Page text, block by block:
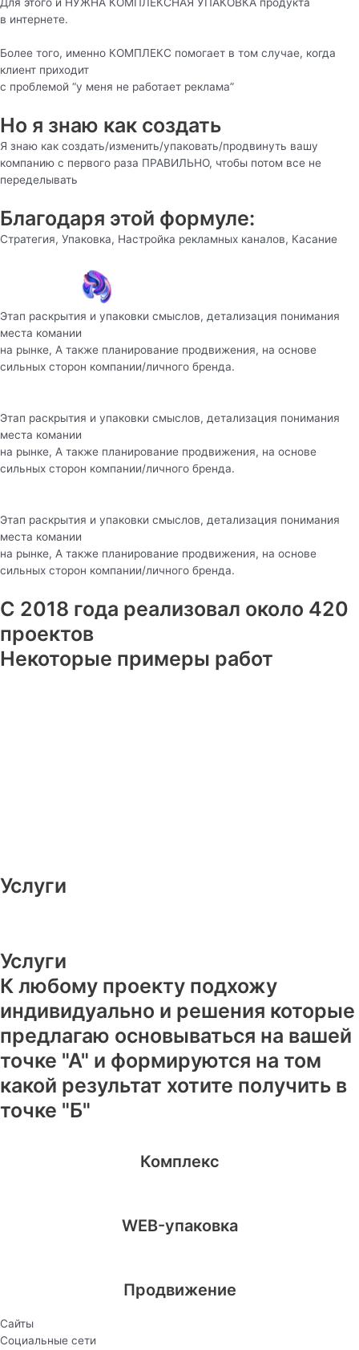
в интернете.
Более того, именно КОМПЛЕКС помогает в том случае, когда
клиент приходит
с проблемой “у меня не работает реклама”
Но я знаю как создать
Я знаю как создать/изменить/упаковать/продвинуть вашу
компанию с первого раза ПРАВИЛЬНО, чтобы потом все не
переделывать
Благодаря этой формуле:
Стратегия, Упаковка, Настройка рекламных каналов, Касание
Этап раскрытия и упаковки смыслов, детализация понимания
места комании
на рынке, А также планирование продвижения, на основе
сильных сторон компании/личного бренда.
Этап раскрытия и упаковки смыслов, детализация понимания
места комании
на рынке, А также планирование продвижения, на основе
сильных сторон компании/личного бренда.
Этап раскрытия и упаковки смыслов, детализация понимания
места комании
на рынке, А также планирование продвижения, на основе
сильных сторон компании/личного бренда.
С 2018 года реализовал около 420
проектов
Некоторые примеры работ
Услуги
Услуги
К любому проекту подхожу
индивидуально и решения которые
предлагаю основываться на вашей
точке "А" и формируются на том
какой результат хотите получить в
точке "Б"
Комплекс
WEB-упаковка
Продвижение
Сайты
Социальные сети